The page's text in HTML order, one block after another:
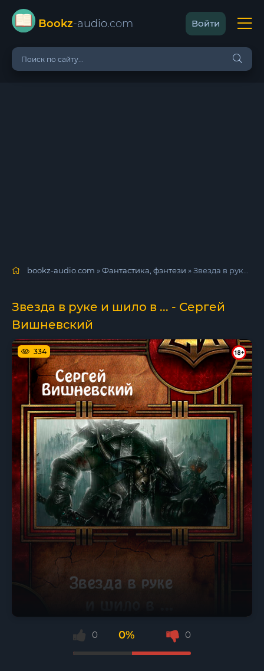
Bookz-audio.com Войти
bookz-audio.com »Фантастика, фэнтези » Звезда в руке и шило в ... - Сергей Вишневский
Звезда в руке и шило в ... - Сергей
Вишневский
334
0 0% 0